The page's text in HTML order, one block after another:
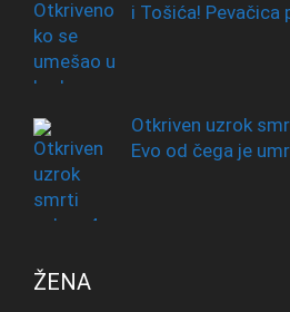
i Tošića!
Otkriven uzrok
Evo od čega je
ŽENA